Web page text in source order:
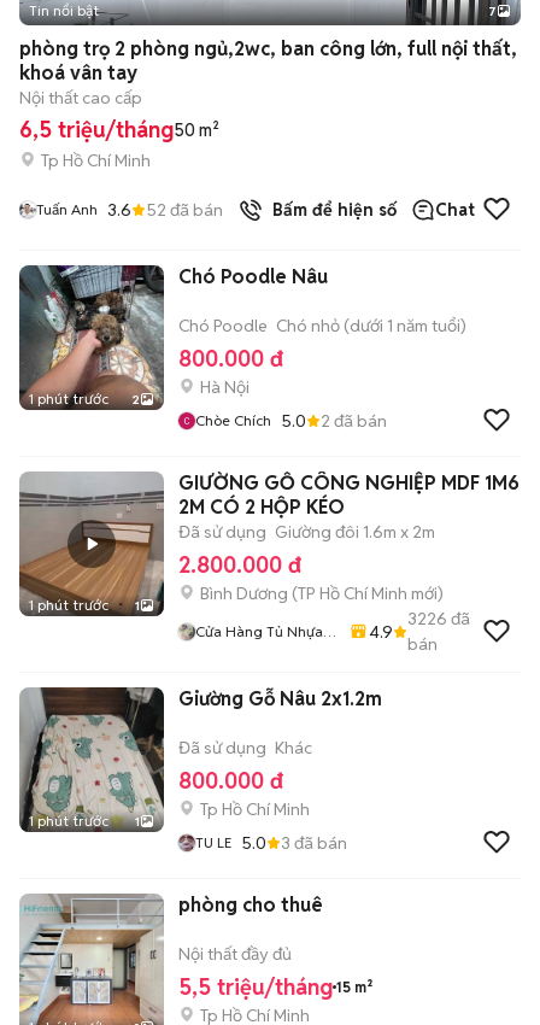
+2
Tin nổi bật 7
phòng trọ 2 phòng ngủ,2wc, ban công lớn, full nội thất,
khoá vân tay
Nội thất cao cấp
6,5 triệu/tháng50 m²
Tp Hồ Chí Minh
Tuấn Anh 3.6 52 đã bán Bấm để hiện số Chat
1 phút trước 2
Chó Poodle Nâu
Chó Poodle Chó nhỏ (dưới 1 năm tuổi)
800.000 đ
Hà Nội
Chòe Chích 5.0 2 đã bán
1 phút trước 1
GIƯỜNG GỖ CÔNG NGHIỆP MDF 1M6
2M CÓ 2 HỘP KÉO
Đã sử dụng Giường đôi 1.6m x 2m
2.800.000 đ
Bình Dương (TP Hồ Chí Minh mới)
Cửa Hàng Tủ Nhựa
4.9
3226 đã
bán
1 phút trước 1
Giường Gỗ Nâu 2x1.2m
Đã sử dụng Khác
800.000 đ
Tp Hồ Chí Minh
TU LE 5.0 3 đã bán
phòng cho thuê
Nội thất đầy đủ
5,5 triệu/tháng 15 m²
Tp Hồ Chí Minh